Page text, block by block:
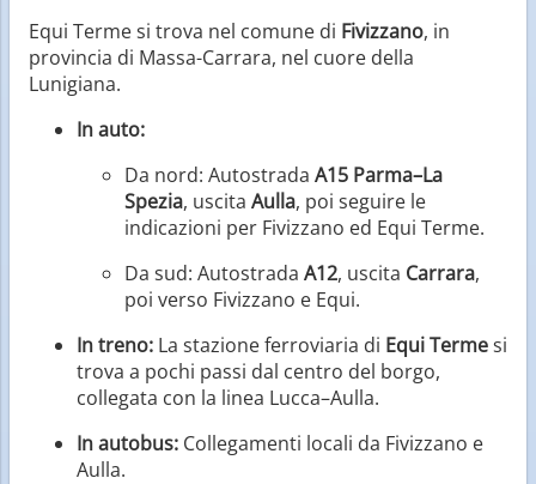
Equi Terme si trova nel comune di Fivizzano, in
provincia di Massa-Carrara, nel cuore della
Lunigiana.
In auto:
Da nord: Autostrada A15 Parma–La
Spezia, uscita Aulla, poi seguire le
indicazioni per Fivizzano ed Equi Terme.
Da sud: Autostrada A12, uscita Carrara,
poi verso Fivizzano e Equi.
In treno: La stazione ferroviaria di Equi Termesi
trova a pochi passi dal centro del borgo,
collegata con la linea Lucca–Aulla.
In autobus: Collegamenti locali da Fivizzano e
Aulla.